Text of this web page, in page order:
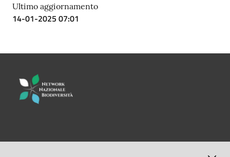
Ultimo aggiornamento
14-01-2025 07:01
LINK UTILI